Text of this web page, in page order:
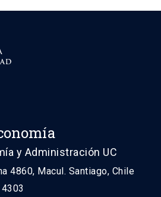
y Administración UC
4860, Macul. Santiago, Chile